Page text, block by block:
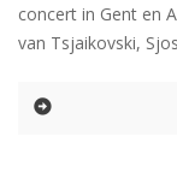
concert in Gent en
van Tsjaikovski,